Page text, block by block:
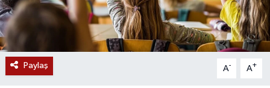
Paylaş A- A+
Kültür Sanat
Hasköy